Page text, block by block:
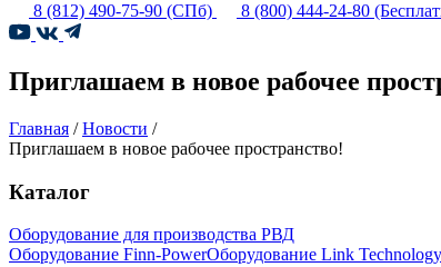
8 (812) 490-75-90 (СПб) 8 (800) 444-24-80
Приглашаем в новое рабочее
Главная /Новости /
Приглашаем в новое рабочее пространство!
Каталог
Оборудование для производства РВД
Оборудование Finn-PowerОборудование Link